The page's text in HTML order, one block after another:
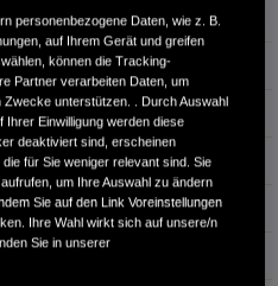
Vollleder
43.000 km
Benzin
Automatik
4
personenbezogene Daten, wie z. B.
auf Ihrem Gerät und greifen
können die Tracking-
Partner verarbeiten Daten, um
Zwecke unterstützen. . Durch Auswahl
Ihrer Einwilligung werden diese
deaktiviert sind, erscheinen
für Sie weniger relevant sind. Sie
um Ihre Auswahl zu ändern
Sie auf den Link Voreinstellungen
Ihre Wahl wirkt sich auf unsere/n
Sie in unserer